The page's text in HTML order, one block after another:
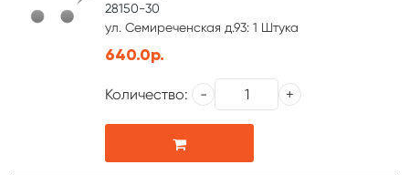
28150-30
ул. Семиреченская д.93: 1 Штука
640.0р.
Количество: